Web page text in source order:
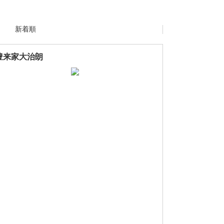
新着順
来家大治朗